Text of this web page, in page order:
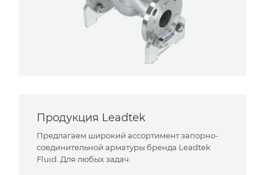
Продукция Leadtek
Предлагаем широкий ассортимент запорно-
соединительной арматуры бренда Leadtek
Fluid. Для любых задач.